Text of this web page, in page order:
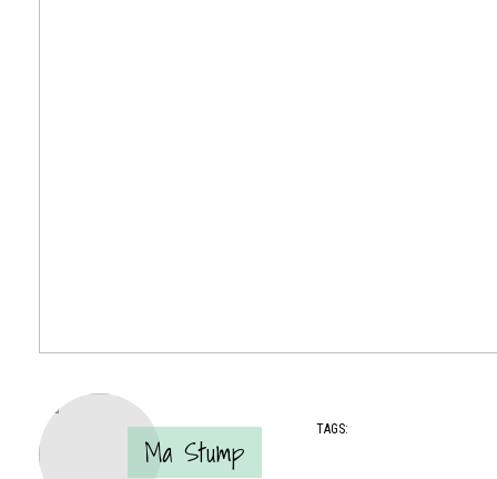
Ma Stump
TAGS: